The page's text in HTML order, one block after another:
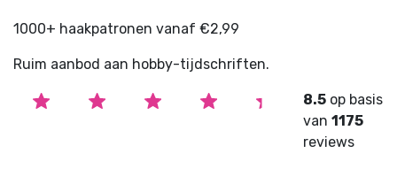
1000+ haakpatronen vanaf €2,99
Ruim aanbod aan hobby-tijdschriften.
8.5 op basis
van1175
reviews